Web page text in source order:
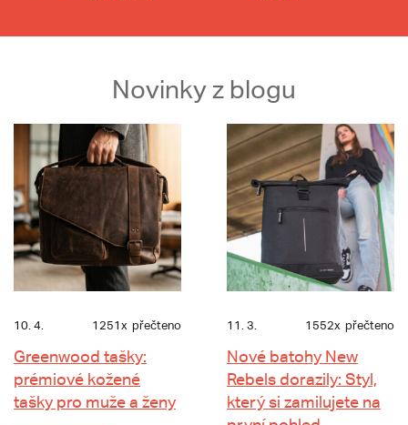
Novinky z blogu
10. 4. 1251x přečteno
Greenwood tašky:
prémiové kožené
tašky pro muže a ženy
11. 3. 1552x přečteno
Nové batohy New
Rebels dorazily: Styl,
který si zamilujete na